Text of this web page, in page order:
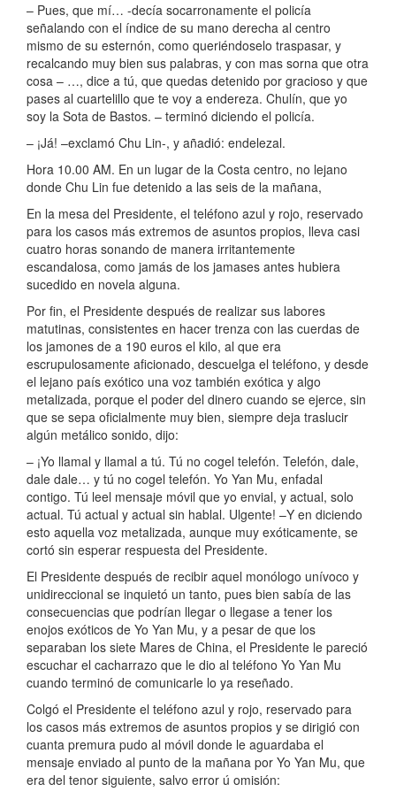
– Pues, que mí… -decía socarronamente el policía
señalando con el índice de su mano derecha al centro
mismo de su esternón, como queriéndoselo traspasar, y
recalcando muy bien sus palabras, y con mas sorna que otra
cosa – …, dice a tú, que quedas detenido por gracioso y que
pases al cuartelillo que te voy a endereza. Chulín, que yo
soy la Sota de Bastos. – terminó diciendo el policía.
– ¡Já! –exclamó Chu Lin-, y añadió: endelezal.
Hora 10.00 AM. En un lugar de la Costa centro, no lejano
donde Chu Lin fue detenido a las seis de la mañana,
En la mesa del Presidente, el teléfono azul y rojo, reservado
para los casos más extremos de asuntos propios, lleva casi
cuatro horas sonando de manera irritantemente
escandalosa, como jamás de los jamases antes hubiera
sucedido en novela alguna.
Por fin, el Presidente después de realizar sus labores
matutinas, consistentes en hacer trenza con las cuerdas de
los jamones de a 190 euros el kilo, al que era
escrupulosamente aficionado, descuelga el teléfono, y desde
el lejano país exótico una voz también exótica y algo
metalizada, porque el poder del dinero cuando se ejerce, sin
que se sepa oficialmente muy bien, siempre deja traslucir
algún metálico sonido, dijo:
– ¡Yo llamal y llamal a tú. Tú no cogel telefón. Telefón, dale,
dale dale… y tú no cogel telefón. Yo Yan Mu, enfadal
contigo. Tú leel mensaje móvil que yo envial, y actual, solo
actual. Tú actual y actual sin hablal. Ulgente! –Y en diciendo
esto aquella voz metalizada, aunque muy exóticamente, se
cortó sin esperar respuesta del Presidente.
El Presidente después de recibir aquel monólogo unívoco y
unidireccional se inquietó un tanto, pues bien sabía de las
consecuencias que podrían llegar o llegase a tener los
enojos exóticos de Yo Yan Mu, y a pesar de que los
separaban los siete Mares de China, el Presidente le pareció
escuchar el cacharrazo que le dio al teléfono Yo Yan Mu
cuando terminó de comunicarle lo ya reseñado.
Colgó el Presidente el teléfono azul y rojo, reservado para
los casos más extremos de asuntos propios y se dirigió con
cuanta premura pudo al móvil donde le aguardaba el
mensaje enviado al punto de la mañana por Yo Yan Mu, que
era del tenor siguiente, salvo error ú omisión: